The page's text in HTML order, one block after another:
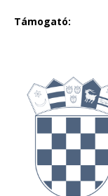
Támogató: